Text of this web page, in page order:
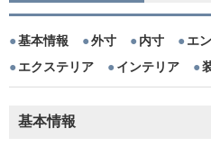
基本情報 外寸 内寸
エ
エクステリア
インテリア
基本情報